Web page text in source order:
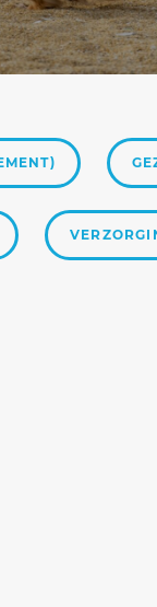
wandelingen,
spelen,